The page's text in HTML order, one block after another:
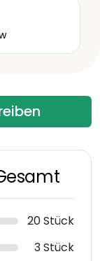
20 Stück
3 Stück